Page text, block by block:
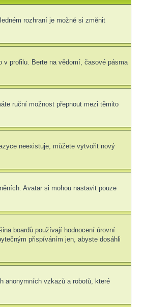
rozhraní je možné si změnit
profilu. Berte na vědomí, časové pásma
ruční možnost přepnout mezi těmito
neexistuje, můžete vytvořit nový
Avatar si mohou nastavit pouze
boardů používají hodnocení úrovní
přispíváním jen, abyste dosáhli
anonymních vzkazů a robotů, které